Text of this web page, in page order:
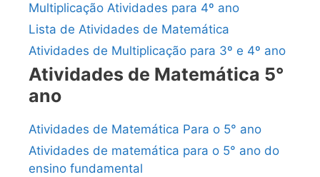
Multiplicação Atividades para 4º ano
Lista de Atividades de Matemática
Atividades de Multiplicação para 3º e 4º ano
Atividades de Matemática 5°
ano
Atividades de Matemática Para o 5° ano
Atividades de matemática para o 5° ano do
ensino fundamental